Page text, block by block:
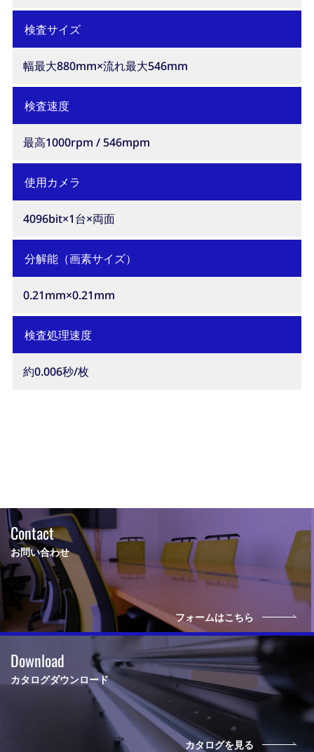
検査サイズ
幅最大880mm×流れ最大546mm
検査速度
最高1000rpm / 546mpm
使用カメラ
4096bit×1台×両面
分解能（画素サイズ）
0.21mm×0.21mm
検査処理速度
約0.006秒/枚
Contact
お問い合わせ
フォームはこちら
Download
カタログダウンロード
カタログを見る